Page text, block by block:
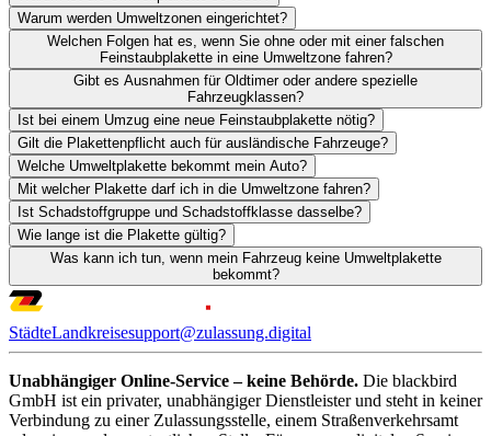
Warum werden Umweltzonen eingerichtet?
Welchen Folgen hat es, wenn Sie ohne oder mit einer falschen
Feinstaubplakette in eine Umweltzone fahren?
Gibt es Ausnahmen für Oldtimer oder andere spezielle
Fahrzeugklassen?
Ist bei einem Umzug eine neue Feinstaubplakette nötig?
Gilt die Plakettenpflicht auch für ausländische Fahrzeuge?
Welche Umweltplakette bekommt mein Auto?
Mit welcher Plakette darf ich in die Umweltzone fahren?
Ist Schadstoffgruppe und Schadstoffklasse dasselbe?
Wie lange ist die Plakette gültig?
Was kann ich tun, wenn mein Fahrzeug keine Umweltplakette
bekommt?
StädteLandkreisesupport@zulassung.digital
Unabhängiger Online-Service – keine Behörde. Die blackbird
GmbH ist ein privater, unabhängiger Dienstleister und steht in keiner
Verbindung zu einer Zulassungsstelle, einem Straßenverkehrsamt